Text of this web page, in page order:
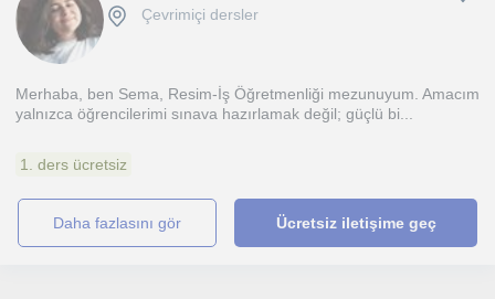
Çevrimiçi dersler
Merhaba, ben Sema, Resim-İş Öğretmenliği mezunuyum. Amacım
yalnızca öğrencilerimi sınava hazırlamak değil; güçlü bi...
1. ders ücretsiz
daha fazlasını gör Ücretsiz iletişime geç